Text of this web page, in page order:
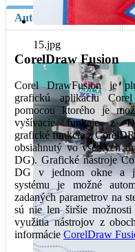
15.jpg
Automatické funkcie
CorelDraw Fusion
Corel DrawFusion je
grafickú aplikáciu
pomocou ktorého je
vyšívacie funkcie z
grafické funkcie z
obsiahnutý vo všetkých
DG). Grafické nástroje
DG v jednom okne a
systému je možné
zadaných parametrov na
sú nie len širšie
využitia nástrojov z
informácie CorelDraw